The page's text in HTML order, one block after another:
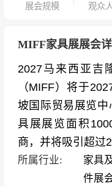
展会规模 观众
MIFF家具展展会
2027马来西亚吉
（MIFF）将于
坡国际贸易展览
具展展览面积
商，并将吸引超过
所属行业: 家具
件展